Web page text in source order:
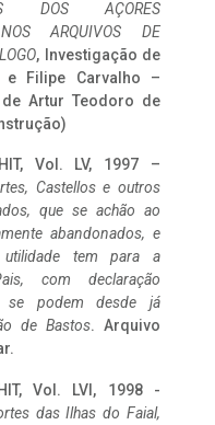
DOS AÇORES
ARQUIVOS DE
, Investigação de
e Filipe Carvalho –
Artur Teodoro de
Vol. LV, 1997 –
Castellos e outros
que se achão ao
abandonados, e
utilidade tem para a
com declaração
se podem desde já
de Bastos. Arquivo
Vol. LVI, 1998 -
das Ilhas do Faial,